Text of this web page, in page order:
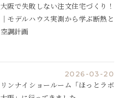
大阪で失敗しない注文住宅づくり！
｜モデルハウス実測から学ぶ断熱と
空調計画
2026-03-20
リンナイショールーム「ほっとラボ